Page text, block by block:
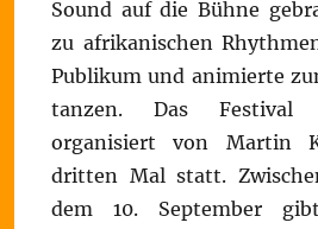
Sound auf die Bühne
zu afrikanischen
Publikum und animierte
tanzen. Das Festival
organisiert von Martin
dritten Mal statt.
dem 10. September